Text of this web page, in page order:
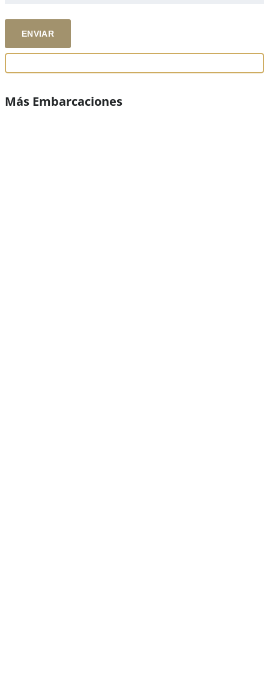
Más Embarcaciones